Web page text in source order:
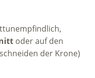
oder auf den
der Krone)